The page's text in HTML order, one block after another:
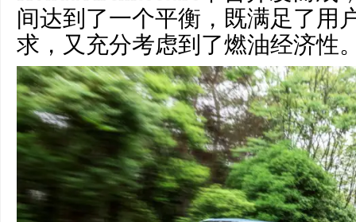
间达到了一个平衡，既满足了用
求，又充分考虑到了燃油经济性